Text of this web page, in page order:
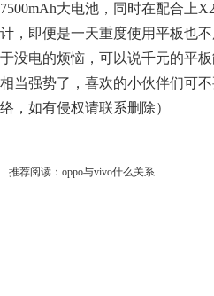
7500mAh大电池，同时在配合上
计，即便是一天重度使用平板也
于没电的烦恼，可以说千元的平
相当强势了，喜欢的小伙伴们可
络，如有侵权请联系删除）
推荐阅读： oppo与vivo什么关系